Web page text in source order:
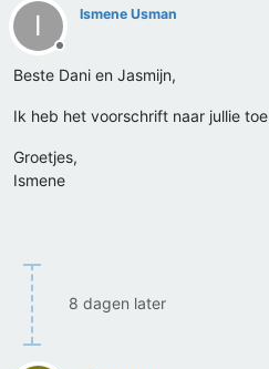
I
Offline
Ismene Usman
Beste Dani en Jasmijn,
Ik heb het voorschrift naar jullie
Groetjes,
Ismene
8 dagen later